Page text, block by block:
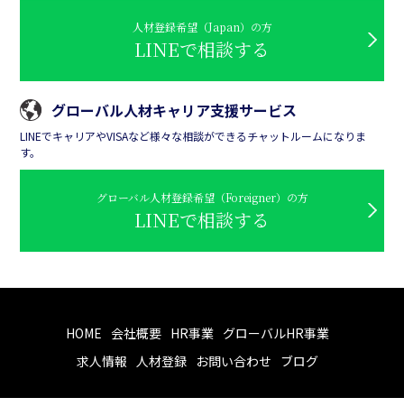
人材登録希望（Japan）の方
LINEで相談する
グローバル人材キャリア支援サービス
LINEでキャリアやVISAなど様々な相談ができるチャットルームになりま
す。
グローバル人材登録希望（Foreigner）の方
LINEで相談する
HOME 会社概要 HR事業 グローバルHR事業
求人情報
人材登録 お問い合わせ ブログ